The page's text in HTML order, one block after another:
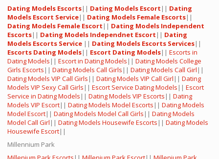
Dating Models Escorts|| Dating Models Escort || Dating
Models Escort Service|| Dating Models Female Escorts||
Dating Models Female Escort || Dating Models Independent
Escorts|| Dating Models Independnet Escort || Dating
Models Escorts Service || Dating Models Escorts Services||
Escorts Dating Models|| Escort Dating Models|| Escorts in
Dating Models || Escort in Dating Models || Dating Models College
Girls Escorts || Dating Models Call Girls || Dating Models Call Girl ||
Dating Models VIP Call Girls || Dating Models VIP Call Girl || Dating
Models VIP Sexy Call Girls || Escort Service Dating Models || Escort
Service in Dating Models || Dating Models VIP Escorts || Dating
Models VIP Escort|| Dating Models Model Escorts || Dating Models
Model Escort|| Dating Models Model Call Girls || Dating Models
Model Call Girl || Dating Models Housewife Escorts || Dating Models
Housewife Escort||
Millennium Park